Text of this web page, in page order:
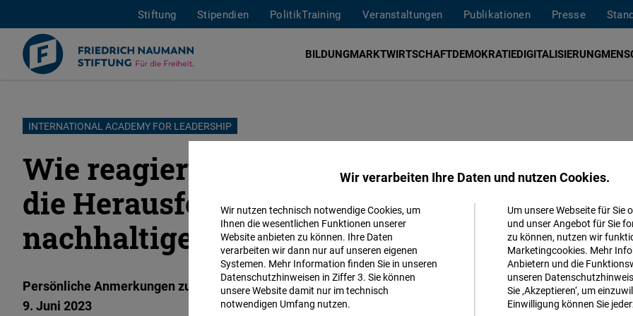
Direkt
Inhalt
Stiftung Stipendien PolitikTraining Veranstaltungen Publikationen Presse
BILDUNGMARKTWIRTSCHAFTDEMOKRATIEDIGITALISIERUNG
INTERNATIONAL ACADEMY FOR LEADERSHIP
Wie reagiert die Marktwirtschaft auf
die Herausforderungen der
nachhaltigen Entwicklung?
Persönliche Anmerkungen zum IAF-Seminar über die Zukunft der Marktwirtschaft, 28. Mai -
9. Juni 2023
Wir verarbeiten Ihre Daten und nutzen Cookies.
Wir nutzen technisch notwendige Cookies, um
Ihnen die wesentlichen Funktionen unserer
Website anbieten zu können. Ihre Daten
verarbeiten wir dann nur auf unseren eigenen
Systemen. Mehr Information finden Sie in unseren
Datenschutzhinweisen in Ziffer 3. Sie können
unsere Website damit nur im technisch
notwendigen Umfang nutzen.
Um unsere Webseite für Sie
und unser Angebot für Sie
zu können, nutzen wir
Marketingcookies. Mehr
Anbietern und die
unseren
Sie ‚Akzeptieren‘, um
Einwilligung können Sie
Matomo
Facebook
Embed
Akzeptieren